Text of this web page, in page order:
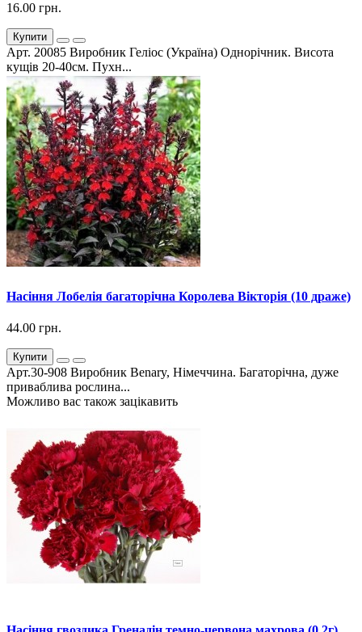
16.00 грн.
Купити
Арт. 20085 Виробник Геліос (Україна) Однорічник. Висота
кущів 20-40см. Пухн...
Насіння Лобелія багаторічна Королева Вікторія (10 драже)
44.00 грн.
Купити
Арт.30-908 Виробник Benary, Німеччина. Багаторічна, дуже
приваблива рослина...
Можливо вас також зацікавить